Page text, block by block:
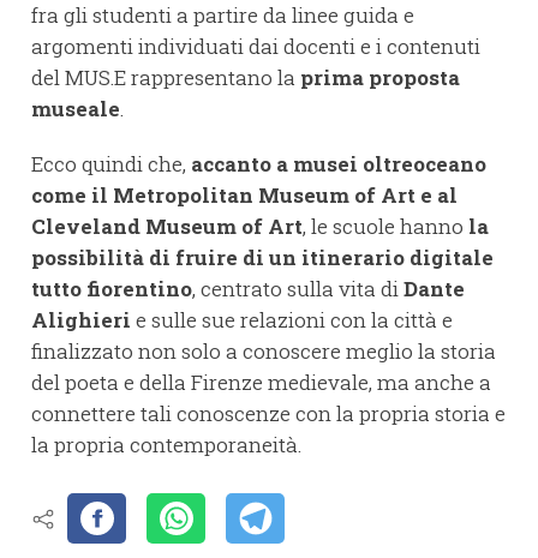
fra gli studenti a partire da linee guida e
argomenti individuati dai docenti e i contenuti
del MUS.E rappresentano la prima proposta
museale.
Ecco quindi che, accanto a musei oltreoceano
come il Metropolitan Museum of Art e al
Cleveland Museum of Art, le scuole hanno la
possibilità di fruire di un itinerario digitale
tutto fiorentino, centrato sulla vita diDante
Alighieri e sulle sue relazioni con la città e
finalizzato non solo a conoscere meglio la storia
del poeta e della Firenze medievale, ma anche a
connettere tali conoscenze con la propria storia e
la propria contemporaneità.